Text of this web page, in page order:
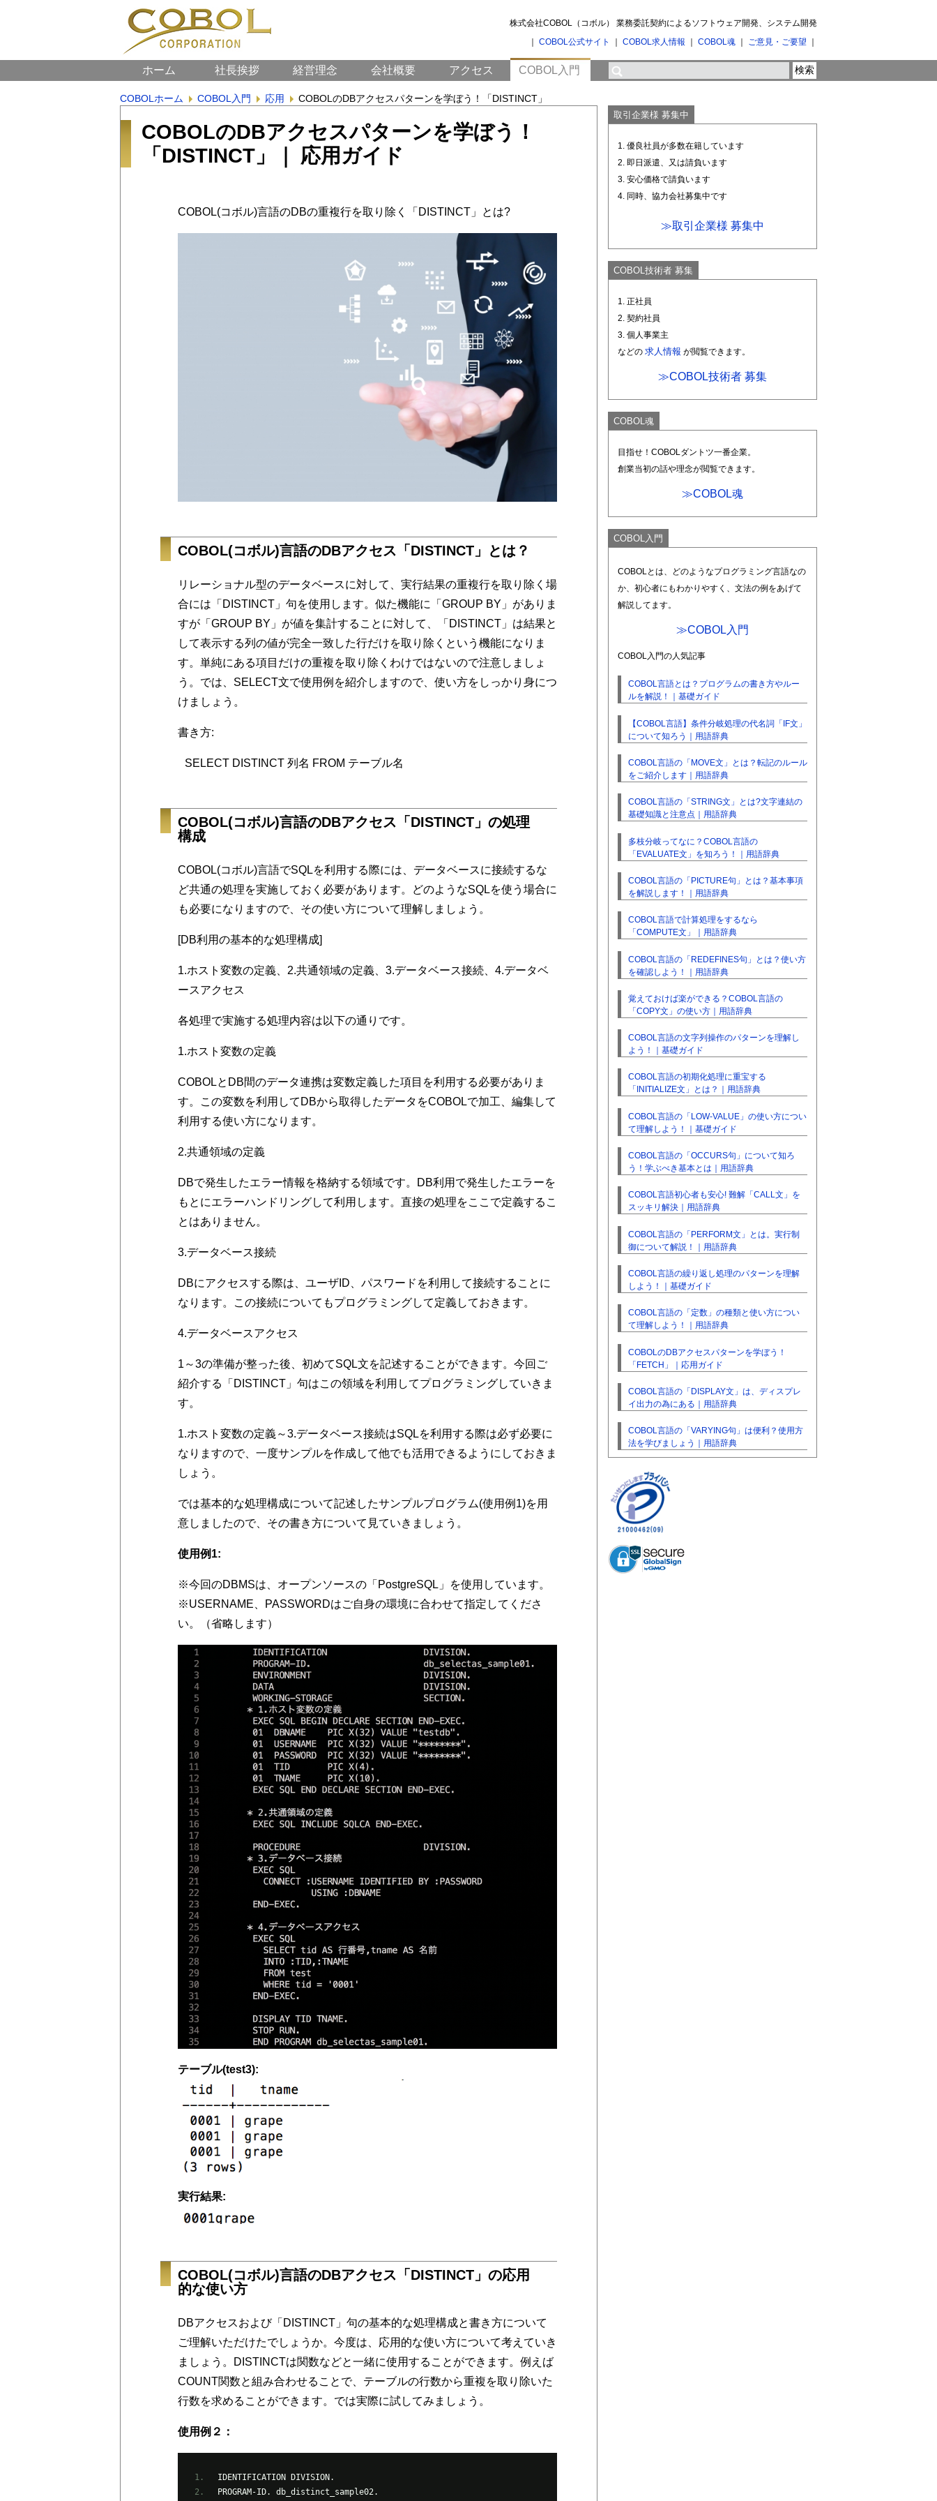
株式会社COBOL（コボル） 業務委託契約によるソフトウェア開発、システム開発
COBOL公式サイト COBOL求人情報 COBOL魂 ご意見・ご要望
ホーム 社長挨拶 経営理念 会社概要 アクセス COBOL入門
COBOLホーム COBOL入門 応用 COBOLのDBアクセスパターンを学ぼう！「DISTINCT」
COBOLのDBアクセスパターンを学ぼう！
「DISTINCT」｜ 応用ガイド
COBOL(コボル)言語のDBの重複行を取り除く「DISTINCT」とは?
COBOL(コボル)言語のDBアクセス「DISTINCT」とは？
リレーショナル型のデータベースに対して、実行結果の重複行を取り除く場
合には「DISTINCT」句を使用します。似た機能に「GROUP BY」がありま
すが「GROUP BY」が値を集計することに対して、「DISTINCT」は結果と
して表示する列の値が完全一致した行だけを取り除くという機能になりま
す。単純にある項目だけの重複を取り除くわけではないので注意しましょ
う。では、SELECT文で使用例を紹介しますので、使い方をしっかり身につ
けましょう。
書き方:
SELECT DISTINCT 列名 FROM テーブル名
COBOL(コボル)言語のDBアクセス「DISTINCT」の処理
構成
COBOL(コボル)言語でSQLを利用する際には、データベースに接続するな
ど共通の処理を実施しておく必要があります。どのようなSQLを使う場合に
も必要になりますので、その使い方について理解しましょう。
[DB利用の基本的な処理構成]
1.ホスト変数の定義、2.共通領域の定義、3.データベース接続、4.データベ
ースアクセス
各処理で実施する処理内容は以下の通りです。
1.ホスト変数の定義
COBOLとDB間のデータ連携は変数定義した項目を利用する必要がありま
す。この変数を利用してDBから取得したデータをCOBOLで加工、編集して
利用する使い方になります。
2.共通領域の定義
DBで発生したエラー情報を格納する領域です。DB利用で発生したエラーを
もとにエラーハンドリングして利用します。直接の処理をここで定義するこ
とはありません。
3.データベース接続
DBにアクセスする際は、ユーザID、パスワードを利用して接続することに
なります。この接続についてもプログラミングして定義しておきます。
4.データベースアクセス
1～3の準備が整った後、初めてSQL文を記述することができます。今回ご
紹介する「DISTINCT」句はこの領域を利用してプログラミングしていきま
す。
1.ホスト変数の定義～3.データベース接続はSQLを利用する際は必ず必要に
なりますので、一度サンプルを作成して他でも活用できるようにしておきま
しょう。
では基本的な処理構成について記述したサンプルプログラム(使用例1)を用
意しましたので、その書き方について見ていきましょう。
使用例1:
※今回のDBMSは、オープンソースの「PostgreSQL」を使用しています。
※USERNAME、PASSWORDはご自身の環境に合わせて指定してくださ
い。（省略します）
テーブル(test3):
実行結果:
COBOL(コボル)言語のDBアクセス「DISTINCT」の応用
的な使い方
DBアクセスおよび「DISTINCT」句の基本的な処理構成と書き方について
ご理解いただけたでしょうか。今度は、応用的な使い方について考えていき
ましょう。DISTINCTは関数などと一緒に使用することができます。例えば
COUNT関数と組み合わせることで、テーブルの行数から重複を取り除いた
行数を求めることができます。では実際に試してみましょう。
使用例２：
IDENTIFICATION DIVISION.
PROGRAM-ID. db_distinct_sample02.
取引企業様 募集中
1. 優良社員が多数在籍しています
2. 即日派遣、又は請負います
3. 安心価格で請負います
4. 同時、協力会社募集中です
≫取引企業様 募集中
COBOL技術者 募集
1. 正社員
2. 契約社員
3. 個人事業主
などの 求人情報 が閲覧できます。
≫COBOL技術者 募集
COBOL魂
目指せ！COBOLダントツ一番企業。
創業当初の話や理念が閲覧できます。
≫COBOL魂
COBOL入門
COBOLとは、どのようなプログラミング言語なの
か、初心者にもわかりやすく、文法の例をあげて
解説してます。
≫COBOL入門
COBOL入門の人気記事
COBOL言語とは？プログラムの書き方やルー
ルを解説！｜基礎ガイド
【COBOL言語】条件分岐処理の代名詞「IF文」
について知ろう｜用語辞典
COBOL言語の「MOVE文」とは？転記のルール
をご紹介します｜用語辞典
COBOL言語の「STRING文」とは?文字連結の
基礎知識と注意点｜用語辞典
多枝分岐ってなに？COBOL言語の
「EVALUATE文」を知ろう！｜用語辞典
COBOL言語の「PICTURE句」とは？基本事項
を解説します！｜用語辞典
COBOL言語で計算処理をするなら
「COMPUTE文」｜用語辞典
COBOL言語の「REDEFINES句」とは？使い方
を確認しよう！｜用語辞典
覚えておけば楽ができる？COBOL言語の
「COPY文」の使い方｜用語辞典
COBOL言語の文字列操作のパターンを理解し
よう！｜基礎ガイド
COBOL言語の初期化処理に重宝する
「INITIALIZE文」とは？｜用語辞典
COBOL言語の「LOW-VALUE」の使い方につい
て理解しよう！｜基礎ガイド
COBOL言語の「OCCURS句」について知ろ
う！学ぶべき基本とは｜用語辞典
COBOL言語初心者も安心! 難解「CALL文」を
スッキリ解決｜用語辞典
COBOL言語の「PERFORM文」とは。実行制
御について解説！｜用語辞典
COBOL言語の繰り返し処理のパターンを理解
しよう！｜基礎ガイド
COBOL言語の「定数」の種類と使い方につい
て理解しよう！｜用語辞典
COBOLのDBアクセスパターンを学ぼう！
「FETCH」｜応用ガイド
COBOL言語の「DISPLAY文」は、ディスプレ
イ出力の為にある｜用語辞典
COBOL言語の「VARYING句」は便利？使用方
法を学びましょう｜用語辞典